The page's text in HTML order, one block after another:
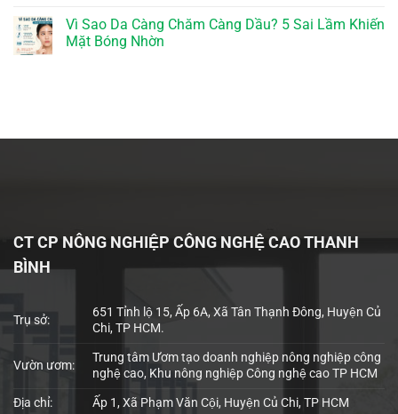
Vì Sao Da Càng Chăm Càng Dầu? 5 Sai Lầm Khiến
Mặt Bóng Nhờn
CT CP NÔNG NGHIỆP CÔNG NGHỆ CAO THANH
BÌNH
Trụ sở:
651 Tỉnh lộ 15, Ấp 6A, Xã Tân Thạnh Đông, Huyện Củ
Chi, TP HCM.
Vườn ươm:
Trung tâm Ươm tạo doanh nghiệp nông nghiệp công
nghệ cao, Khu nông nghiệp Công nghệ cao TP HCM
Địa chỉ: Ấp 1, Xã Phạm Văn Cội, Huyện Củ Chi, TP HCM